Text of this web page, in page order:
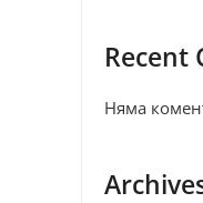
Recent
Няма